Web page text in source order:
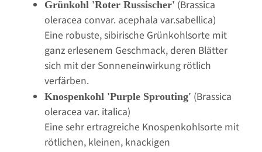
Grünkohl 'Roter Russischer' (Brassica
oleracea convar. acephala var.sabellica)
Eine robuste, sibirische Grünkohlsorte mit
ganz erlesenem Geschmack, deren Blätter
sich mit der Sonneneinwirkung rötlich
verfärben.
Knospenkohl 'Purple Sprouting' (Brassica
oleracea var. italica)
Eine sehr ertragreiche Knospenkohlsorte mit
rötlichen, kleinen, knackigen